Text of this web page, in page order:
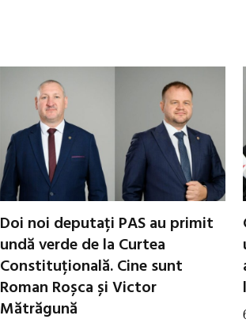
Doi noi deputați PAS au primit
undă verde de la Curtea
Constituțională. Cine sunt
Roman Roșca și Victor
Mătrăgună